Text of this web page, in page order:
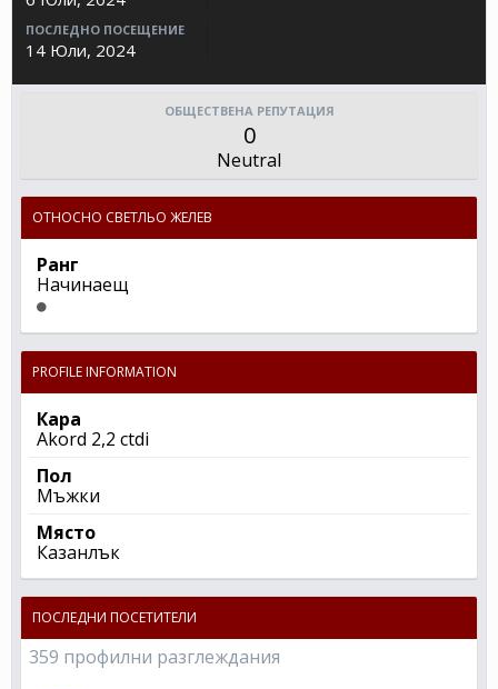
ПОСЛЕДНО ПОСЕЩЕНИЕ
14 Юли, 2024
ОБЩЕСТВЕНА РЕПУТАЦИЯ
0
Neutral
ОТНОСНО СВЕТЛЬО ЖЕЛЕВ
Ранг
Начинаещ
PROFILE INFORMATION
Кара
Akord 2,2 ctdi
Пол
Мъжки
Място
Казанлък
ПОСЛЕДНИ ПОСЕТИТЕЛИ
359 профилни разглеждания